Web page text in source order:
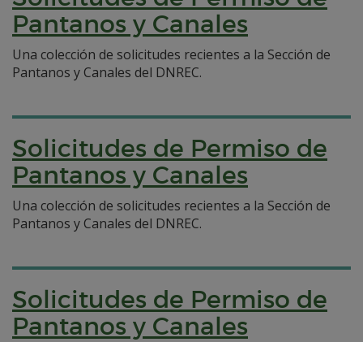
Pantanos y Canales
Una colección de solicitudes recientes a la Sección de
Pantanos y Canales del DNREC.
Solicitudes de Permiso de
Pantanos y Canales
Una colección de solicitudes recientes a la Sección de
Pantanos y Canales del DNREC.
Solicitudes de Permiso de
Pantanos y Canales